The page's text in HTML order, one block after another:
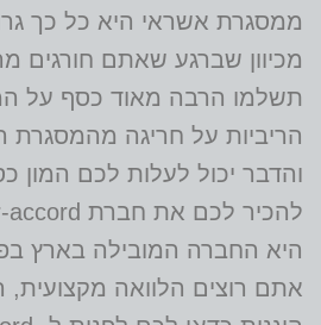
ממסגרת אשראי היא כל כך
מכיוון שברגע שאתם חורגים
תשלמו הרבה מאוד כסף על
הריביות על חריגה מהמסגרת
והדבר יכול לעלות לכם המון
היא החברה המובילה בארץ
אתם רוצים הלוואה מקצועית,